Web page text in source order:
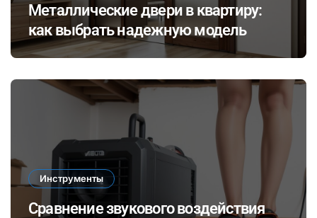
Металлические двери в квартиру:
как выбрать надежную модель
Инструменты
Сравнение звукового воздействия